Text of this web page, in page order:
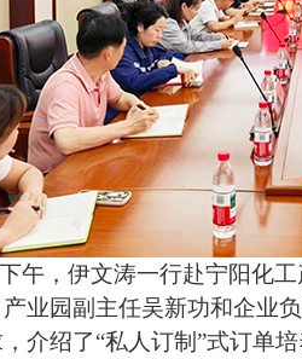
午，伊文涛一行赴宁阳化
业园副主任吴新功和企业
介绍了“私人订制”式订单